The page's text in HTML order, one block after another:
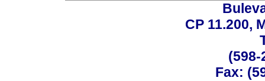
CP 11.200,
(598-
Fax: